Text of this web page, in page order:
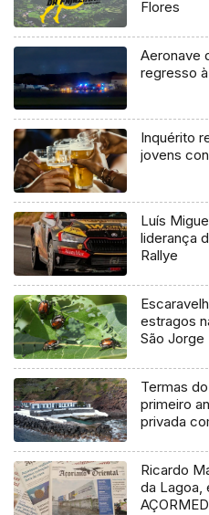
Flores
Aeronave
regresso
Inquérito
jovens
Luís
liderança
Rallye
estragos
São Jorge
Termas
primeiro
privada
Ricardo
da Lagoa,